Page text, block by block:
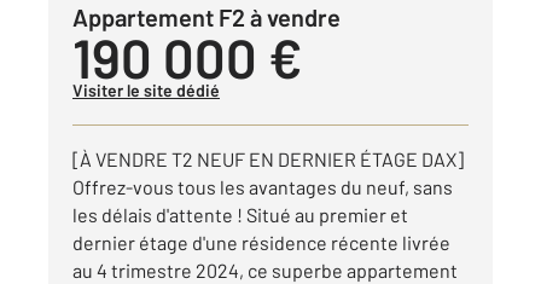
Appartement F2 à vendre
190 000 €
Visiter le site dédié
[À VENDRE T2 NEUF EN DERNIER ÉTAGE DAX]
Offrez-vous tous les avantages du neuf, sans
les délais d'attente ! Situé au premier et
dernier étage d'une résidence récente livrée
au 4 trimestre 2024, ce superbe appartement